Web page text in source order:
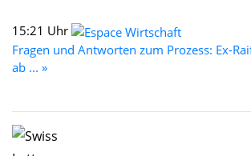
15:21 Uhr
Fragen und Antworten zum Prozess: Ex-
ab ... »